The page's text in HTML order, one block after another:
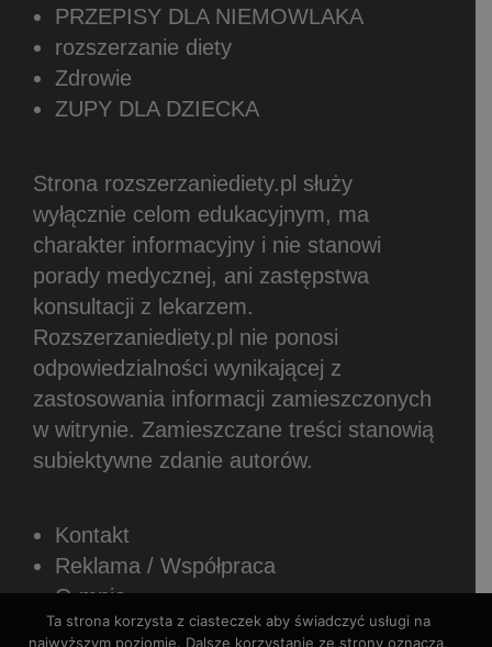
PRZEPISY DLA NIEMOWLAKA
rozszerzanie diety
Zdrowie
ZUPY DLA DZIECKA
Strona rozszerzaniediety.pl służy
wyłącznie celom edukacyjnym, ma
charakter informacyjny i nie stanowi
porady medycznej, ani zastępstwa
konsultacji z lekarzem.
Rozszerzaniediety.pl nie ponosi
odpowiedzialności wynikającej z
zastosowania informacji zamieszczonych
w witrynie. Zamieszczane treści stanowią
subiektywne zdanie autorów.
Kontakt
Reklama / Współpraca
O mnie
Newsletter
Ta strona korzysta z ciasteczek aby świadczyć usługi na
najwyższym poziomie. Dalsze korzystanie ze strony oznacza,